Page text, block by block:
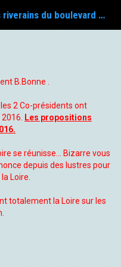
Association de défense des riverains du boulevard Fayol
B.Bonne .
2 Co-présidents ont
Les propositions
se réunisse... Bizarre vous
depuis des lustres pour
Loire.
totalement la Loire sur les